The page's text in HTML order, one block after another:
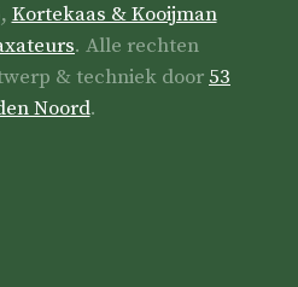
Kortekaas & Kooijman
. Alle rechten
& techniek door 53
Noord.